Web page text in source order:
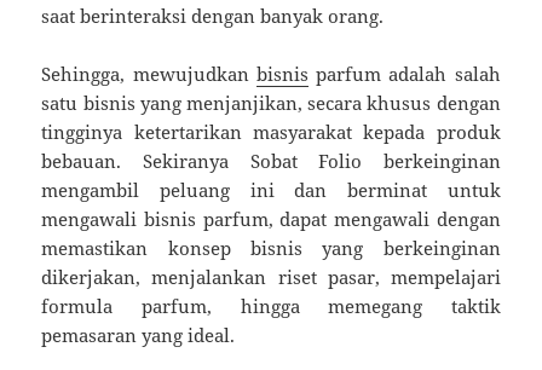
saat berinteraksi dengan banyak orang.
Sehingga, mewujudkan bisnis parfum adalah salah
satu bisnis yang menjanjikan, secara khusus dengan
tingginya ketertarikan masyarakat kepada produk
bebauan. Sekiranya Sobat Folio berkeinginan
mengambil peluang ini dan berminat untuk
mengawali bisnis parfum, dapat mengawali dengan
memastikan konsep bisnis yang berkeinginan
dikerjakan, menjalankan riset pasar, mempelajari
formula parfum, hingga memegang taktik
pemasaran yang ideal.